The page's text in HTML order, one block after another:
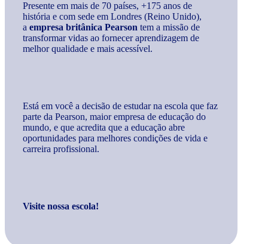
Presente em mais de 70 países, +175 anos de
história e com sede em Londres (Reino Unido),
a empresa britânica Pearson tem a missão de
transformar vidas ao fornecer aprendizagem de
melhor qualidade e mais acessível.
Está em você a decisão de estudar na escola que faz
parte da Pearson, maior empresa de educação do
mundo, e que acredita que a educação abre
oportunidades para melhores condições de vida e
carreira profissional.
Visite nossa escola!